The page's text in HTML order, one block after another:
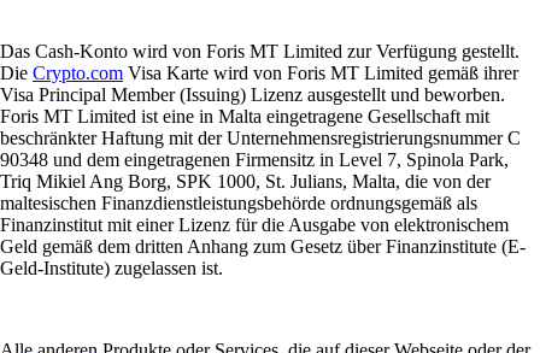
Das Cash-Konto wird von Foris MT Limited zur Verfügung gestellt.
Die Crypto.com Visa Karte wird von Foris MT Limited gemäß ihrer
Visa Principal Member (Issuing) Lizenz ausgestellt und beworben.
Foris MT Limited ist eine in Malta eingetragene Gesellschaft mit
beschränkter Haftung mit der Unternehmensregistrierungsnummer C
90348 und dem eingetragenen Firmensitz in Level 7, Spinola Park,
Triq Mikiel Ang Borg, SPK 1000, St. Julians, Malta, die von der
maltesischen Finanzdienstleistungsbehörde ordnungsgemäß als
Finanzinstitut mit einer Lizenz für die Ausgabe von elektronischem
Geld gemäß dem dritten Anhang zum Gesetz über Finanzinstitute (E-
Geld-Institute) zugelassen ist.